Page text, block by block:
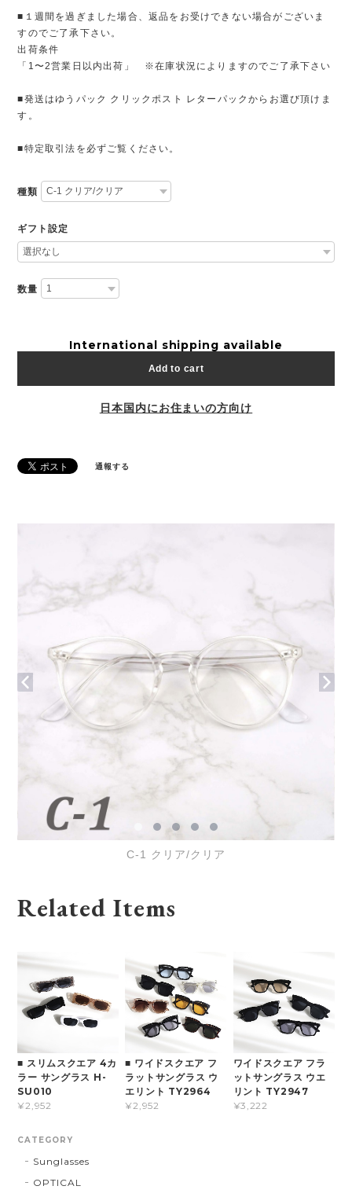
■１週間を過ぎました場合、返品をお受けできない場合がございま
すのでご了承下さい。
出荷条件
「1〜2営業日以内出荷」 ※在庫状況によりますのでご了承下さい
■発送はゆうパック クリックポスト レターパックからお選び頂けま
す。
■特定取引法を必ずご覧ください。
種類
ギフト設定
数量
International shipping available
Add to cart
日本国内にお住まいの方向け
通報する
C-1 クリア/クリア
Related Items
■ スリムスクエア 4カ
ラー サングラス H-
SU010
¥2,952
■ ワイドスクエア フ
ラットサングラス ウ
エリント TY2964
¥2,952
ワイドスクエア フラ
ットサングラス ウエ
リント TY2947
¥3,222
CATEGORY
Sunglasses
OPTICAL